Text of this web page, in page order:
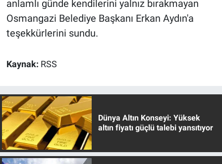
anlamlı günde kendilerini yalnız bırakmayan
Osmangazi Belediye Başkanı Erkan Aydın'a
teşekkürlerini sundu.
Kaynak: RSS
Dünya Altın Konseyi: Yüksek
altın fiyatı güçlü talebi yansıtıyor